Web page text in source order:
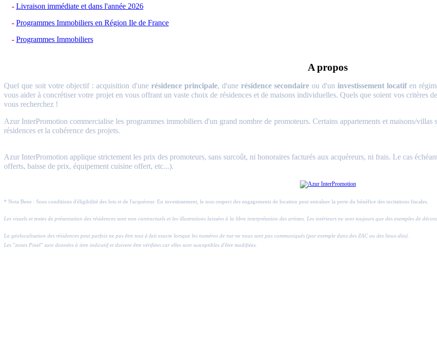
Livraison immédiate et dans l'année 2026
Programmes Immobiliers en Région Ile de France
Programmes Immobiliers
A propos
Quel que soit votre objectif : acquisition d'une résidence principale, d'une résidence secondaireou d'uninvestissement locatifen
vous aider à concrétiser votre projet en vous offrant un vaste choix de résidences et de maisons individuelles. Quels que soient vos critères
vous recherchez !
Azur InterPromotion commercialise les programmes immobiliers d'un grand nombre de promoteurs. Certains appartements et maisons/
résidences et la cohérence des projets.
Azur InterPromotion applique strictement les prix des promoteurs, sans surcoût, ni honoraires facturés aux acquéreurs, ni frais. Le cas
offerts, baisse de prix, équipement cuisine offert, etc...).
* Nota Bene : Sous conditions d'éligibilité des lots et de l'acquéreur. En investissement, le non-respect des engagements de location peut entraîner la perte du bénéfice des incitations fiscales.
Les visuels et textes de présentation des résidences sont non contractuels et les illustrations laissées à la libre interprétation des artistes. Les intérieurs ne sont toujours que des exemples de
La géolocalisation des résidences peut parfois ne pas être tout à fait exacte lorsque les numéros de rue ne nous sont pas communiqués (par exemple dans des ZAC ou des lieux-dits).
Les "zones Pinel" sont données à titre indicatif et doivent être vérifiées car elles sont susceptibles d'être modifiées.